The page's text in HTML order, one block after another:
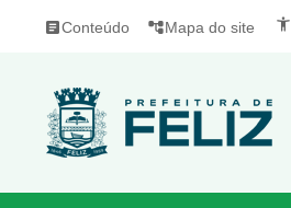
articleConteúdo account_treeMapa do site accessibility_new